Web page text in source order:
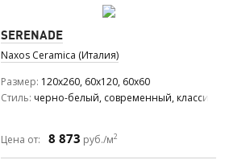
SERENADE
Naxos Ceramica (Италия)
Размер 120x260, 60x120, 60x60
Стиль черно-белый, современный,
Цена от: 8 873 руб./м2